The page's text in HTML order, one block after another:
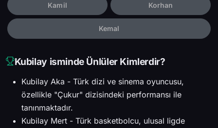
Kamil Korhan
Kemal
Kubilay isminde Ünlüler Kimlerdir?
Kubilay Aka - Türk dizi ve sinema oyuncusu,
özellikle "Çukur" dizisindeki performansı ile
tanınmaktadır.
Kubilay Mert - Türk basketbolcu, ulusal ligde